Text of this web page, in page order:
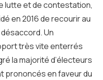
lutte et de contestation,
en 2016 de recourir au
Un
très vite enterrés
la majorité d’électeurs
prononcés en faveur du